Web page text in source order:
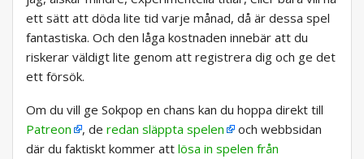
ett sätt att döda lite tid varje månad, då är dessa spel
fantastiska. Och den låga kostnaden innebär att du
riskerar väldigt lite genom att registrera dig och ge det
ett försök.
Om du vill ge Sokpop en chans kan du hoppa direkt till
Patreon
, de redan släppta spelen
och webbsidan
där du faktiskt kommer att lösa in spelen från